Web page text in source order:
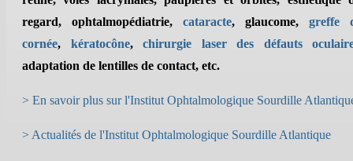
regard, ophtalmopédiatrie, cataracte, glaucome, greffe
cornée, kératocône, chirurgie laser des défauts
adaptation de lentilles de contact, etc.
> En savoir plus sur l'Institut Ophtalmologique Sourdille
> Actualités de l'Institut Ophtalmologique Sourdille Atlantique